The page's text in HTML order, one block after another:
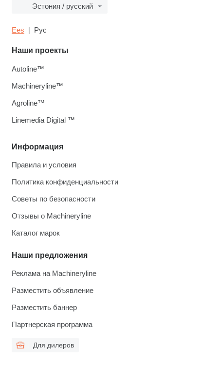
Эстония / русский
Ees Рус
Информация
Правила и условия
Политика конфиденциальности
Советы по безопасности
Отзывы о Machineryline
Каталог марок
Наши предложения
Реклама на Machineryline
Разместить объявление
Разместить баннер
Партнерская программа
Для дилеров
Наши проекты
Autoline™
Machineryline™
Agroline™
Linemedia Digital ™